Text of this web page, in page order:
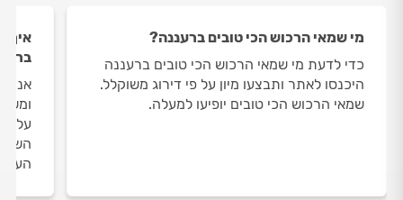
מי שמאי הרכוש הכי טובים ברעננה?
כדי לדעת מי שמאי הרכוש הכי טובים ברעננה
היכנסו לאתר ותבצעו מיון על פי דירוג משוקלל.
שמאי הרכוש הכי טובים יופיעו למעלה.
איך
על